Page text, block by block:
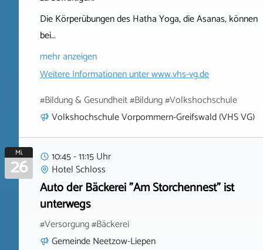
Die Körperübungen des Hatha Yoga, die Asanas, können
bei…
mehr anzeigen
Weitere Informationen unterwww.vhs-vg.de
#Bildung & Gesundheit #Bildung #Volkshochschule
Volkshochschule Vorpommern-Greifswald (VHS VG)
Mi.
26
10:45 - 11:15 Uhr
Hotel Schloss
Auto der Bäckerei "Am Storchennest" ist
unterwegs
#Versorgung #Bäckerei
Gemeinde Neetzow-Liepen